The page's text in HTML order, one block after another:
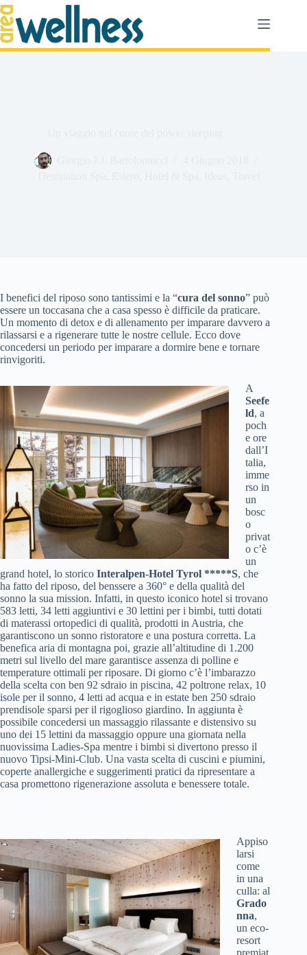
Salta
al
contenuto
I benefici del riposo sono tantissimi e la “cura del sonno” può
essere un toccasana che a casa spesso è difficile da praticare.
Un momento di detox e di allenamento per imparare davvero a
rilassarsi e a rigenerare tutte le nostre cellule. Ecco dove
concedersi un periodo per imparare a dormire bene e tornare
rinvigoriti.
A
Seefe
ld, a
poch
e ore
dall’I
talia,
imme
rso in
un
bosc
o
privat
o c’è
un
grand hotel, lo storico Interalpen-Hotel Tyrol *****S, che
ha fatto del riposo, del benssere a 360° e della qualità del
sonno la sua mission. Infatti, in questo iconico hotel si trovano
583 letti, 34 letti aggiuntivi e 30 lettini per i bimbi, tutti dotati
di materassi ortopedici di qualità, prodotti in Austria, che
garantiscono un sonno ristoratore e una postura corretta. La
benefica aria di montagna poi, grazie all’altitudine di 1.200
metri sul livello del mare garantisce assenza di polline e
temperature ottimali per riposare. Di giorno c’è l’imbarazzo
della scelta con ben 92 sdraio in piscina, 42 poltrone relax, 10
isole per il sonno, 4 letti ad acqua e in estate ben 250 sdraio
prendisole sparsi per il rigoglioso giardino. In aggiunta è
possibile concedersi un massaggio rilassante e distensivo su
uno dei 15 lettini da massaggio oppure una giornata nella
nuovissima Ladies-Spa mentre i bimbi si divertono presso il
nuovo Tipsi-Mini-Club. Una vasta scelta di cuscini e piumini,
coperte anallergiche e suggerimenti pratici da ripresentare a
casa promettono rigenerazione assoluta e benessere totale.
Appiso
larsi
come
in una
culla: al
Grado
nna,
un eco-
resort
premiat